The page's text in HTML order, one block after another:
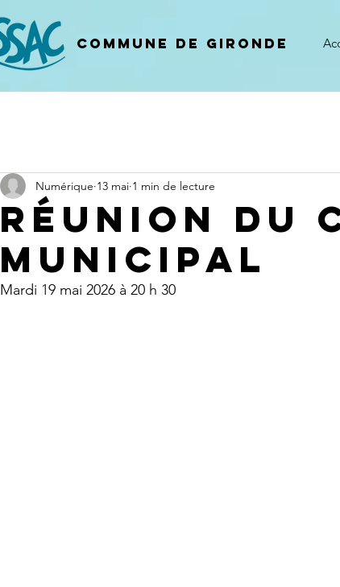
Commune de gironde
Réunion du
Municipal
Numérique 13 mai 1 min de lecture
Mardi 19 mai 2026 à 20 h 30